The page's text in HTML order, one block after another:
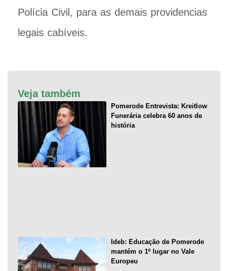
Polícia Civil, para as demais providencias
legais cabíveis.
Veja também
Pomerode Entrevista: Kreitlow
Funerária celebra 60 anos de
história
Ideb: Educação de Pomerode
mantém o 1º lugar no Vale
Europeu